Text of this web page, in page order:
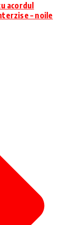
acordul
– noile